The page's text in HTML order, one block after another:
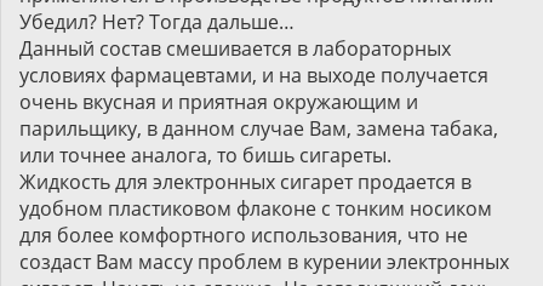
Убедил? Нет? Тогда дальше…
Данный состав смешивается в лабораторных
условиях фармацевтами, и на выходе получается
очень вкусная и приятная окружающим и
парильщику, в данном случае Вам, замена табака,
или точнее аналога, то бишь сигареты.
Жидкость для электронных сигарет продается в
удобном пластиковом флаконе с тонким носиком
для более комфортного использования, что не
создаст Вам массу проблем в курении электронных